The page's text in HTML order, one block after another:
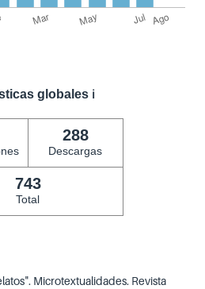
globales ℹ️
288
Descargas
743
Total
Microtextualidades. Revista